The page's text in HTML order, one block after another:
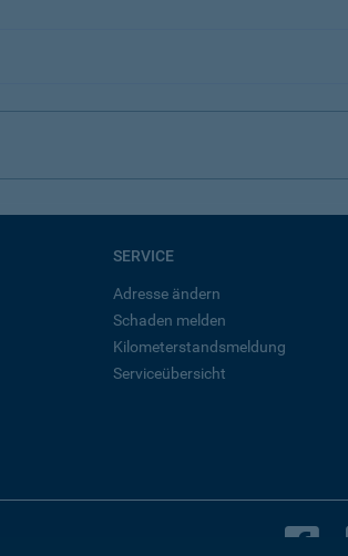
SERVICE
Adresse ändern
Schaden melden
Kilometerstandsmeldung
Serviceübersicht